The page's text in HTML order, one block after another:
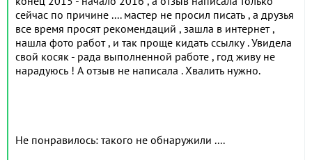
сейчас по причине .... мастер не просил писать , а друзья
все время просят рекомендаций , зашла в интернет ,
нашла фото работ , и так проще кидать ссылку . Увидела
свой косяк - рада выполненной работе , год живу не
нарадуюсь ! А отзыв не написала . Хвалить нужно.
Не понравилось: такого не обнаружили ....